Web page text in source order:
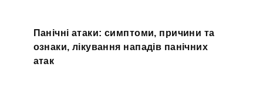
Панічні атаки: симптоми, причини та
ознаки, лікування нападів панічних
атак